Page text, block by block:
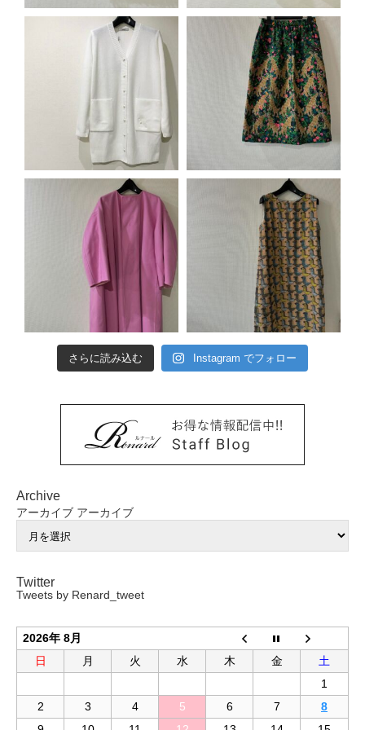
さらに読み込む Instagram でフォロー
Archive
アーカイブ アーカイブ
Twitter
Tweets by Renard_tweet
2026年 8月
日
月 火 水 木 金
土
1
2
3 4 5 6 7
8